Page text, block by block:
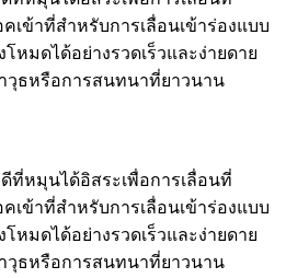
เข้าที่สำหรับการเลื่อนเข้าร่องแบบ
หมดได้อย่างรวดเร็วและง่ายดาย
วุธหรือการสนทนาที่ยาวนาน
ที่หมุนได้อิสระเพื่อการเลื่อนที่
เข้าที่สำหรับการเลื่อนเข้าร่องแบบ
หมดได้อย่างรวดเร็วและง่ายดาย
วุธหรือการสนทนาที่ยาวนาน